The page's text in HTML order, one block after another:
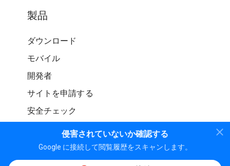
侵害されていないか確認する
Google に接続して閲覧履歴をスキャンします。
製品
ダウンロード
モバイル
開発者
サイトを申請する
安全チェック